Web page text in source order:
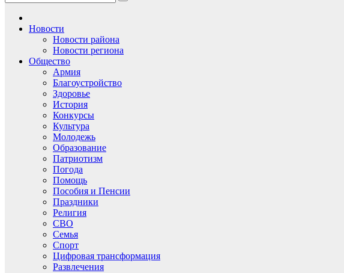
Новости
Новости района
Новости региона
Общество
Армия
Благоустройство
Здоровье
История
Конкурсы
Культура
Молодежь
Образование
Патриотизм
Погода
Помощь
Пособия и Пенсии
Праздники
Религия
СВО
Семья
Спорт
Цифровая трансформация
Развлечения